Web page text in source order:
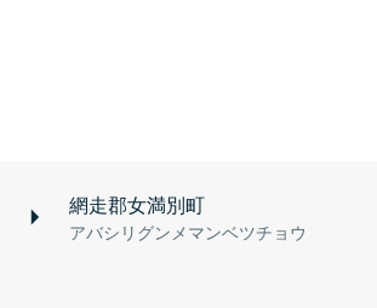
網走郡女満別町
アバシリグンメマンベツチョウ